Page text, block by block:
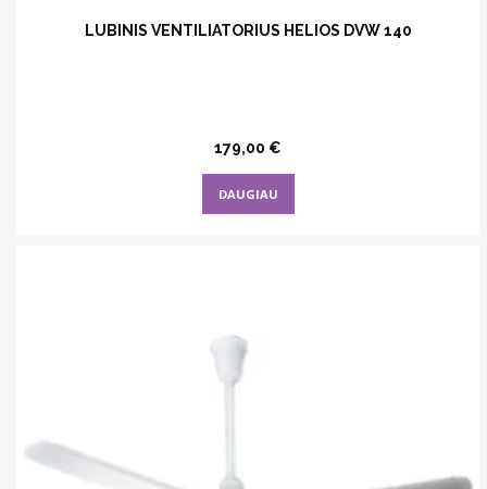
LUBINIS VENTILIATORIUS HELIOS DVW 140
179,00 €
DAUGIAU